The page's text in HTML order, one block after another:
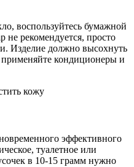
воспользуйтесь бумажной
не рекомендуется, просто
Изделие должно высохнуть
кондиционеры и
эффективного
туалетное или
в 10-15 грамм нужно